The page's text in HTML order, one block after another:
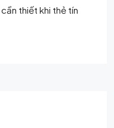
thiết khi thẻ tín